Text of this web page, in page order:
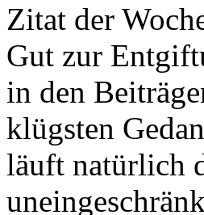
Zitat der
Gut zur
in den
klügsten
läuft natürlich